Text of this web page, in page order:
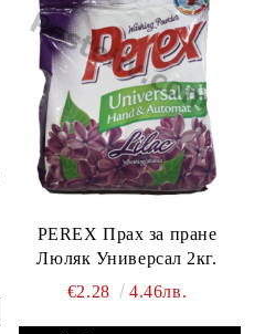
PEREX Прах за пране
Люляк Универсал 2кг.
€2.28
4.46лв.